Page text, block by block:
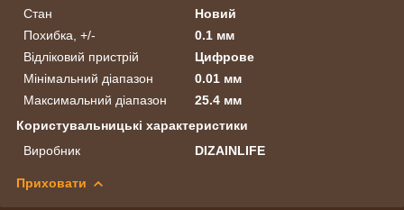
Стан
Новий
Похибка, +/-
0.1 мм
Відліковий пристрій
Цифрове
Мінімальний діапазон
0.01 мм
Максимальний діапазон
25.4 мм
Користувальницькі характеристики
Виробник
DIZAINLIFE
Приховати